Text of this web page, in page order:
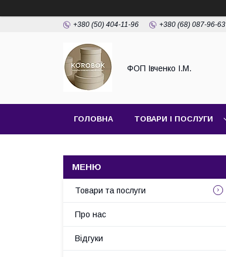
+380 (50) 404-11-96 +380 (68) 087-96-63
ФОП Івченко І.М.
ГОЛОВНА ТОВАРИ І ПОСЛУГИ
Товари та послуги
Про нас
Відгуки